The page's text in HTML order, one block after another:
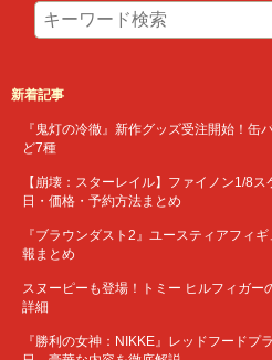
新着記事
『鬼灯の冷徹』新作グッズ受注開始！缶
ど7種
【崩壊：スターレイル】ファイノン1/8
日・価格・予約方法まとめ
『ブラウンダスト2』ユースティアフィ
報まとめ
スヌーピーも登場！トミー ヒルフィガー
詳細
『勝利の女神：NIKKE』レッドフードプ